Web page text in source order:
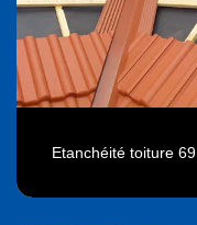
Etanchéité toiture 69